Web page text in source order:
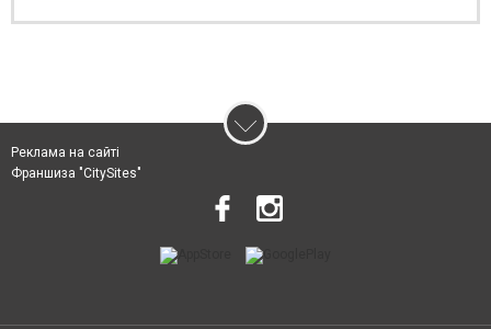
Реклама на сайті
Франшиза "CitySites"